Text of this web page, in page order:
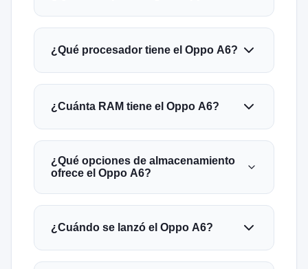
¿Qué procesador tiene el Oppo A6?
¿Cuánta RAM tiene el Oppo A6?
¿Qué opciones de almacenamiento
ofrece el Oppo A6?
¿Cuándo se lanzó el Oppo A6?